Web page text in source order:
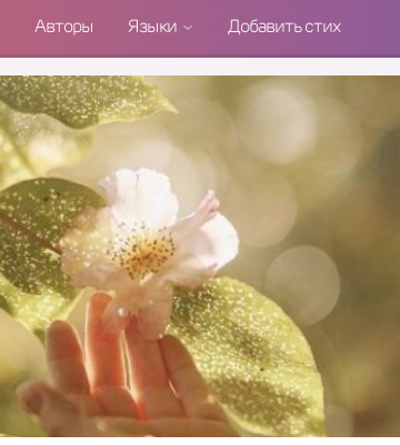
Авторы Языки Добавить стих